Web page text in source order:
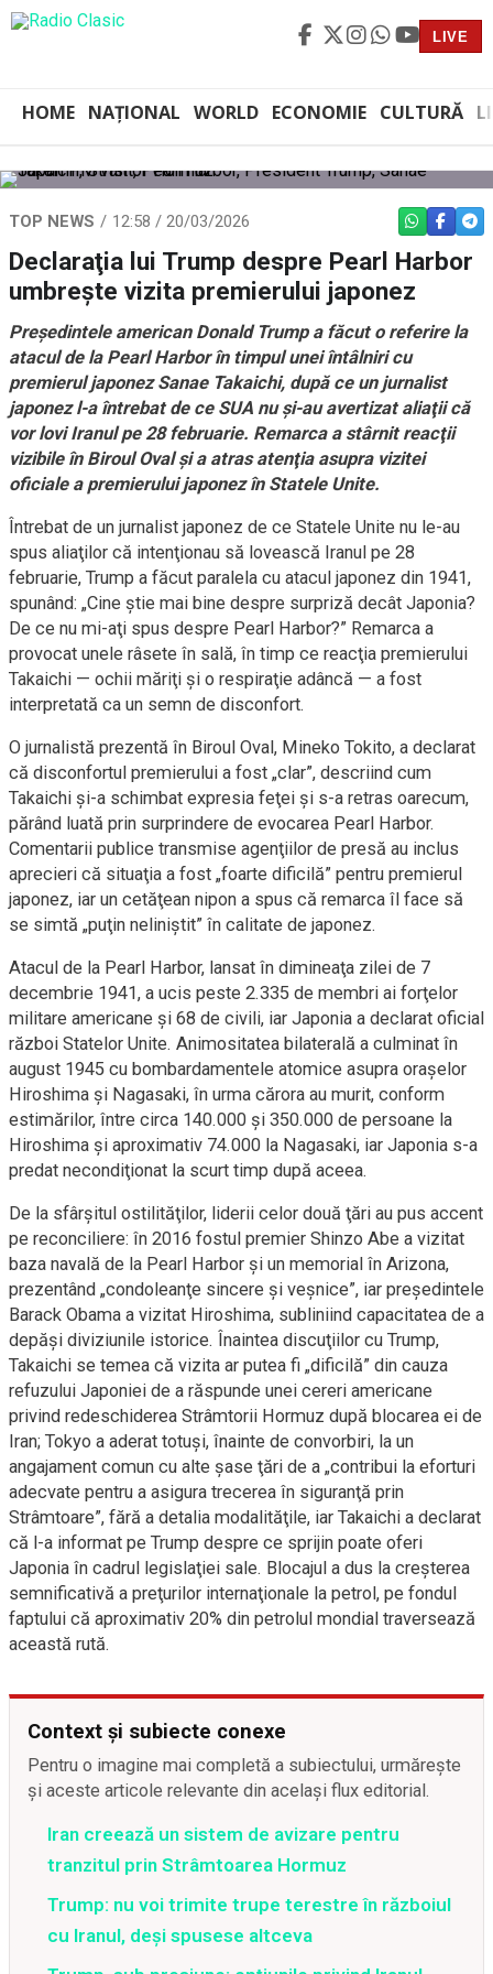
LIVE
HOME NAȚIONAL WORLD ECONOMIE CULTURĂ
TOP NEWS 12:58 / 20/03/2026 WHATSAPP
Declaraţia lui Trump despre Pearl Harbor
umbreşte vizita premierului japonez
Preşedintele american Donald Trump a făcut o referire la
atacul de la Pearl Harbor în timpul unei întâlniri cu
premierul japonez Sanae Takaichi, după ce un jurnalist
japonez l-a întrebat de ce SUA nu şi-au avertizat aliaţii că
vor lovi Iranul pe 28 februarie. Remarca a stârnit reacţii
vizibile în Biroul Oval şi a atras atenţia asupra vizitei
oficiale a premierului japonez în Statele Unite.
Întrebat de un jurnalist japonez de ce Statele Unite nu le-au
spus aliaţilor că intenţionau să lovească Iranul pe 28
februarie, Trump a făcut paralela cu atacul japonez din 1941,
spunând: „Cine ştie mai bine despre surpriză decât Japonia?
De ce nu mi-aţi spus despre Pearl Harbor?” Remarca a
provocat unele râsete în sală, în timp ce reacţia premierului
Takaichi — ochii măriţi şi o respiraţie adâncă — a fost
interpretată ca un semn de disconfort.
O jurnalistă prezentă în Biroul Oval, Mineko Tokito, a declarat
că disconfortul premierului a fost „clar”, descriind cum
Takaichi şi-a schimbat expresia feţei şi s-a retras oarecum,
părând luată prin surprindere de evocarea Pearl Harbor.
Comentarii publice transmise agenţiilor de presă au inclus
aprecieri că situaţia a fost „foarte dificilă” pentru premierul
japonez, iar un cetăţean nipon a spus că remarca îl face să
se simtă „puţin neliniştit” în calitate de japonez.
Atacul de la Pearl Harbor, lansat în dimineaţa zilei de 7
decembrie 1941, a ucis peste 2.335 de membri ai forţelor
militare americane şi 68 de civili, iar Japonia a declarat oficial
război Statelor Unite. Animositatea bilaterală a culminat în
august 1945 cu bombardamentele atomice asupra oraşelor
Hiroshima şi Nagasaki, în urma cărora au murit, conform
estimărilor, între circa 140.000 şi 350.000 de persoane la
Hiroshima şi aproximativ 74.000 la Nagasaki, iar Japonia s-a
predat necondiţionat la scurt timp după aceea.
De la sfârşitul ostilităţilor, liderii celor două ţări au pus accent
pe reconciliere: în 2016 fostul premier Shinzo Abe a vizitat
baza navală de la Pearl Harbor şi un memorial în Arizona,
prezentând „condoleanţe sincere şi veşnice”, iar preşedintele
Barack Obama a vizitat Hiroshima, subliniind capacitatea de a
depăşi diviziunile istorice. Înaintea discuţiilor cu Trump,
Takaichi se temea că vizita ar putea fi „dificilă” din cauza
refuzului Japoniei de a răspunde unei cereri americane
privind redeschiderea Strâmtorii Hormuz după blocarea ei de
Iran; Tokyo a aderat totuşi, înainte de convorbiri, la un
angajament comun cu alte şase ţări de a „contribui la eforturi
adecvate pentru a asigura trecerea în siguranţă prin
Strâmtoare”, fără a detalia modalităţile, iar Takaichi a declarat
că l-a informat pe Trump despre ce sprijin poate oferi
Japonia în cadrul legislaţiei sale. Blocajul a dus la creşterea
semnificativă a preţurilor internaţionale la petrol, pe fondul
faptului că aproximativ 20% din petrolul mondial traversează
această rută.
Context și subiecte conexe
Pentru o imagine mai completă a subiectului, urmărește
și aceste articole relevante din același flux editorial.
Iran creează un sistem de avizare pentru
tranzitul prin Strâmtoarea Hormuz
Trump: nu voi trimite trupe terestre în războiul
cu Iranul, deși spusese altceva